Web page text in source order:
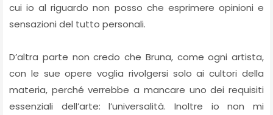
cui io al riguardo non posso che esprimere opinioni e
sensazioni del tutto personali.
D’altra parte non credo che Bruna, come ogni artista,
con le sue opere voglia rivolgersi solo ai cultori della
materia, perché verrebbe a mancare uno dei requisiti
essenziali dell’arte: l’universalità. Inoltre io non mi